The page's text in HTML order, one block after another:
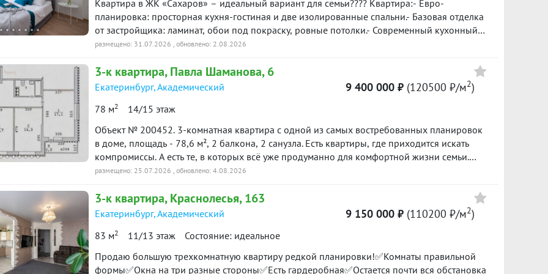
них линии. ID объекта в нашей базе: 17449
Квартира в ЖК «Сахаров» – идеальный вариант для семьи???? Квартира:- Евро-
планировка: просторная кухня-гостиная и две изолированные спальни.- Базовая отделка
от застройщика: ламинат, обои под покраску, ровные потолки.- Современный кухонный
гарнитур.???? Для семьи с детьми:- Один из самых больших закрытых дворов в Академе с
шагах от дома.- Спорт рядом: Дворец Дзюдо и Академия тенниса в 500 метрах.- Лесопарк
5 га и будущая набережная – для неспешных прогулок на свежем воздухе.????
Безопасность и комфорт:- Видеонаблюдение 24/7 во дворе, доме, лифтах.- Закрытая и
охраняемая парковка для жильцов дома.- Вместительная гостевая парковка по
периметру.???? Передадим ключи в день сделки. Звоните, договоримся о просмотре. ID
объекта в нашей базе: 258
размещено: 31.07.2026 , обновлено: 2.08.2026
3-к квартира, Павла Шаманова, 6
Екатеринбург,Академический
78 м2 14/15 этаж
9 400 000 ₽ (120500 ₽/м2)
Объект № 200452. 3-комнатная квартира с одной из самых востребованных планировок
в доме, площадь - 78,6 м², 2 балкона, 2 санузла. Есть квартиры, где приходится искать
компромиссы. А есть те, в которых всё уже продуманно для комфортной жизни семьи.
Почему эта квартира заслуживает вашего внимания? Редкая и одна из самых
-два полноценных санузла; -два балкона; -удобная прихожая с местами для хранения.
Каждый квадратный метр здесь работает на комфорт семьи. Высокий 14 этаж - больше
света, красивые виды из окон, меньше городского шума и ощущение простора каждый
день. Качественный ремонт: квартира в отличном состоянии, выполнена с
использованием качественных материалов. После покупки не потребуется вкладываться
в ремонт — можно сразу заехать и жить. Мебель и бытовая техника обсуждаются
размещено: 25.07.2026 , обновлено: 4.08.2026
3-к квартира, Краснолесья, 163
Екатеринбург,Академический
83 м2 11/13 этаж Состояние: идеальное
9 150 000 ₽ (110200 ₽/м2)
Продаю большую трехкомнатную квартиру редкой планировки!✅Комнаты правильной
формы✅Окна на три разные стороны✅Есть гардеробная✅Остается почти вся обстановка